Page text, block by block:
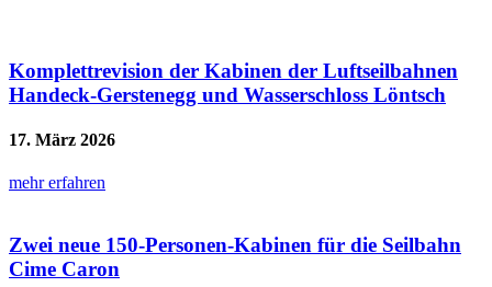
Komplettrevision der Kabinen der Luftseilbahnen
Handeck-Gerstenegg und Wasserschloss Löntsch
17. März 2026
mehr erfahren
Zwei neue 150-Personen-Kabinen für die Seilbahn
Cime Caron